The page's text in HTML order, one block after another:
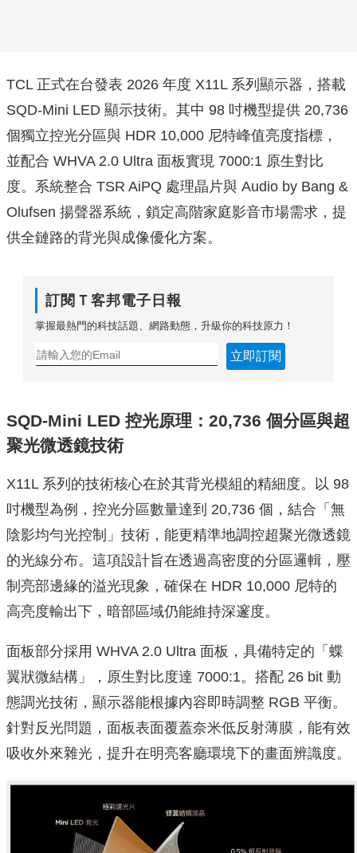
TCL 正式在台發表 2026 年度 X11L 系列顯示器，搭載
SQD-Mini LED 顯示技術。其中 98 吋機型提供 20,736
個獨立控光分區與 HDR 10,000 尼特峰值亮度指標，
並配合 WHVA 2.0 Ultra 面板實現 7000:1 原生對比
度。系統整合 TSR AiPQ 處理晶片與 Audio by Bang &
Olufsen 揚聲器系統，鎖定高階家庭影音市場需求，提
供全鏈路的背光與成像優化方案。
訂閱Ｔ客邦電子日報
掌握最熱門的科技話題、網路動態，升級你的科技原力！
立即訂閱
SQD-Mini LED 控光原理：20,736 個分區與超
聚光微透鏡技術
X11L 系列的技術核心在於其背光模組的精細度。以 98
吋機型為例，控光分區數量達到 20,736 個，結合「無
陰影均勻光控制」技術，能更精準地調控超聚光微透鏡
的光線分布。這項設計旨在透過高密度的分區邏輯，壓
制亮部邊緣的溢光現象，確保在 HDR 10,000 尼特的
高亮度輸出下，暗部區域仍能維持深邃度。
面板部分採用 WHVA 2.0 Ultra 面板，具備特定的「蝶
翼狀微結構」，原生對比度達 7000:1。搭配 26 bit 動
態調光技術，顯示器能根據內容即時調整 RGB 平衡。
針對反光問題，面板表面覆蓋奈米低反射薄膜，能有效
吸收外來雜光，提升在明亮客廳環境下的畫面辨識度。